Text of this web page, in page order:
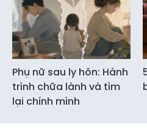
Phụ nữ sau ly hôn: Hành
trình chữa lành và tìm
lại chính mình